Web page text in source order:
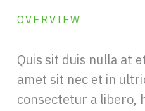
OVERVIEW
Quis sit duis nulla at
amet sit nec et in
consectetur a libero,